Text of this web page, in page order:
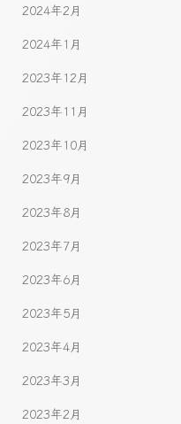
2024年2月
2024年1月
2023年12月
2023年11月
2023年10月
2023年9月
2023年8月
2023年7月
2023年6月
2023年5月
2023年4月
2023年3月
2023年2月